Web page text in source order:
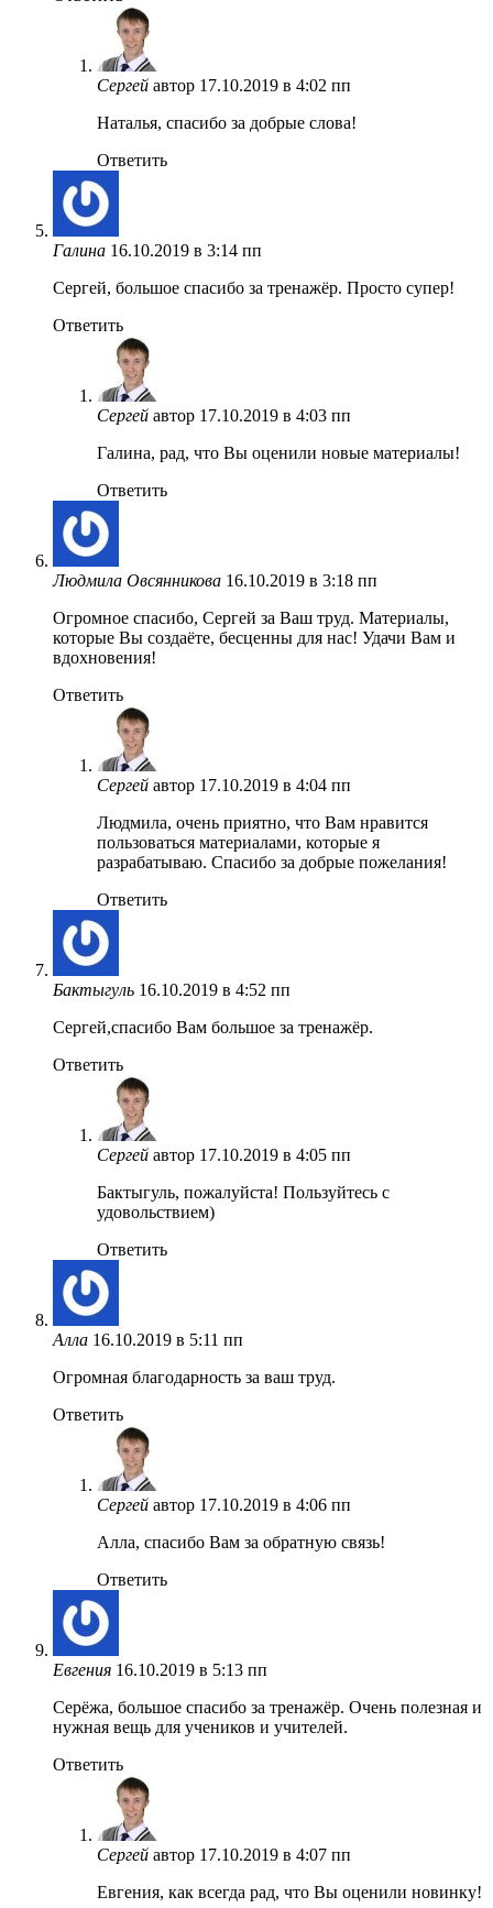
Сергей автор 17.10.2019 в 4:02 пп
Наталья, спасибо за добрые слова!
Ответить
Галина 16.10.2019 в 3:14 пп
Сергей, большое спасибо за тренажёр. Просто супер!
Ответить
Сергей автор 17.10.2019 в 4:03 пп
Галина, рад, что Вы оценили новые материалы!
Ответить
Людмила Овсянникова 16.10.2019 в 3:18 пп
Огромное спасибо, Сергей за Ваш труд. Материалы,
которые Вы создаёте, бесценны для нас! Удачи Вам и
вдохновения!
Ответить
Сергей автор 17.10.2019 в 4:04 пп
Людмила, очень приятно, что Вам нравится
пользоваться материалами, которые я
разрабатываю. Спасибо за добрые пожелания!
Ответить
Бактыгуль 16.10.2019 в 4:52 пп
Сергей,спасибо Вам большое за тренажёр.
Ответить
Сергей автор 17.10.2019 в 4:05 пп
Бактыгуль, пожалуйста! Пользуйтесь с
удовольствием)
Ответить
Алла 16.10.2019 в 5:11 пп
Огромная благодарность за ваш труд.
Ответить
Сергей автор 17.10.2019 в 4:06 пп
Алла, спасибо Вам за обратную связь!
Ответить
Евгения 16.10.2019 в 5:13 пп
Серёжа, большое спасибо за тренажёр. Очень полезная и
нужная вещь для учеников и учителей.
Ответить
Сергей автор 17.10.2019 в 4:07 пп
Евгения, как всегда рад, что Вы оценили новинку!